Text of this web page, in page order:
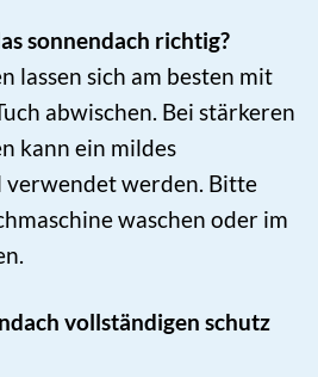
sonnendach richtig?
lassen sich am besten mit
abwischen. Bei stärkeren
kann ein mildes
verwendet werden. Bitte
waschen oder im
vollständigen schutz